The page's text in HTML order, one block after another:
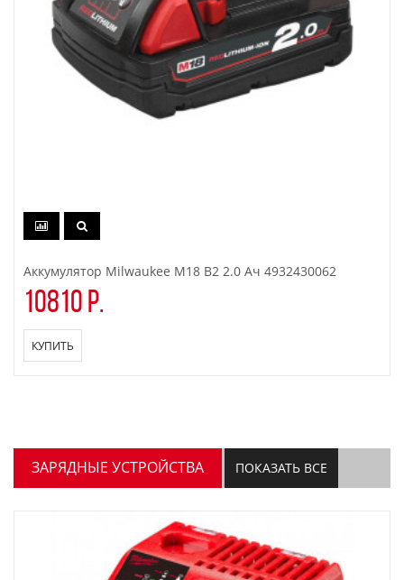
Аккумулятор Milwaukee M18 B2 2.0 Ач 4932430062
10810 р.
КУПИТЬ
ЗАРЯДНЫЕ УСТРОЙСТВА ПОКАЗАТЬ ВСЕ